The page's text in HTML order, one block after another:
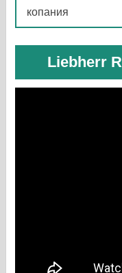
копания
Liebherr